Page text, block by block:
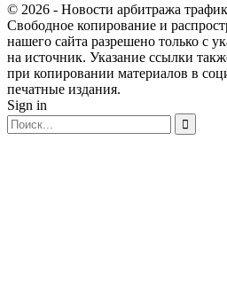
© 2026 - Новости арбитража
Свободное копирование и
нашего сайта разрешено только с
на источник. Указание ссылки
при копировании материалов в
печатные издания.
Sign in